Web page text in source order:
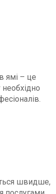
ямі – це
швидше,